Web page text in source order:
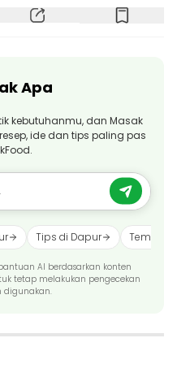
Apa
kebutuhanmu, dan Masak
ide dan tips paling pas
Tips di Dapur Tempat
AI berdasarkan konten
tetap melakukan pengecekan
digunakan.